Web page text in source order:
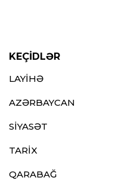
KEÇİDLƏR
LAYİHƏ
AZƏRBAYCAN
SİYASƏT
TARİX
QARABAĞ